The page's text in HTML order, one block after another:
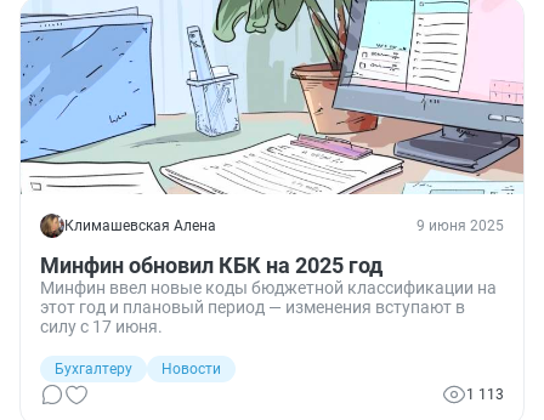
подача уведомления о начале строительства жилого
дома через Госуслуги.
Климашевская Алена 9 июня 2025
Минфин обновил КБК на 2025 год
Минфин ввел новые коды бюджетной классификации на
этот год и плановый период — изменения вступают в
силу с 17 июня.
Бухгалтеру
Новости
1 113